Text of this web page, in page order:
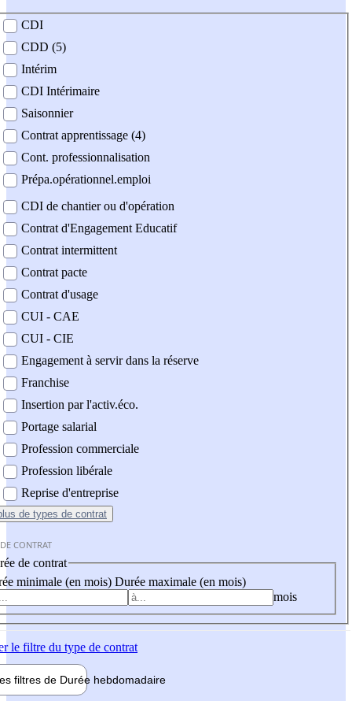
contrat
CDI
CDD (5)
Intérim
CDI Intérimaire
Saisonnier
Contrat apprentissage (4)
Cont. professionnalisation
Prépa.opérationnel.emploi
CDI de chantier ou d'opération
Contrat d'Engagement Educatif
Contrat intermittent
Contrat pacte
Contrat d'usage
CUI - CAE
CUI - CIE
Engagement à servir dans la réserve
Franchise
Insertion par l'activ.éco.
Portage salarial
Profession commerciale
Profession libérale
Reprise d'entreprise
de types de contrat
CONTRAT
de contrat
minimale (en mois) Durée maximale (en mois)
mois
le filtre du type de contrat
filtres de Durée hebdomadaire